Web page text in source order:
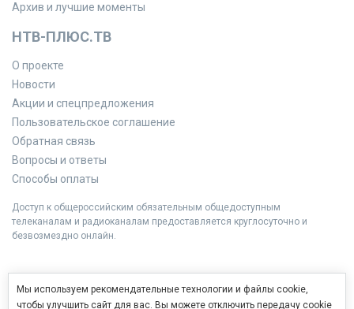
Архив и лучшие моменты
НТВ-ПЛЮС.ТВ
О проекте
Новости
Акции и спецпредложения
Пользовательское соглашение
Обратная связь
Вопросы и ответы
Способы оплаты
Доступ к общероссийским обязательным общедоступным
телеканалам и радиоканалам предоставляется круглосуточно и
безвозмездно онлайн.
Мы используем рекомендательные технологии и файлы cookie,
чтобы улучшить сайт для вас. Вы можете отключить передачу cookie